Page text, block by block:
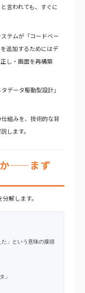
言われても、すぐに
テムが「コードベー
追加するためにはデ
し・画面を再構築
データ駆動型設計」
組みを、技術的な背
します。
か——まず
解します。
」という意味の接頭
」